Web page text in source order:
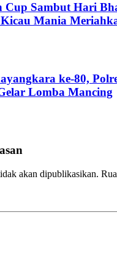
Cup Sambut Hari
Mania
ke-80,
Lomba Mancing
akan dipublikasikan.